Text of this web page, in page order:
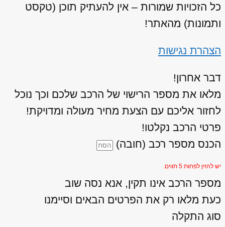
כל הזכויות שמורות – אין להעתיק תוכן (טקסט
ותמונות) מהאתר!
הצהרת נגישות
דבר אחרון!
מלאו את מספר הרישוי של הרכב שלכם וכך נוכל
לחזור אליכם עם הצעת מחיר מעולה ומדויקת!
פרטי הרכב נקלטו!
הכנס מספר רכב (חובה)
יש להזין לפחות 5 תווים.
מספר הרכב אינו תקין, אנא נסה שוב
כעת מלאו רק את הפרטים הבאים וסיימנו
סוג התקלה